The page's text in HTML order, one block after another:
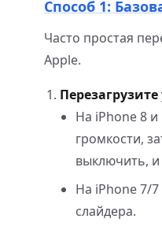
Способ 1:
Часто простая
Apple.
Перезагрузите
На iPhone 8 и
громкости,
выключить, и
На iPhone 7/
слайдера.